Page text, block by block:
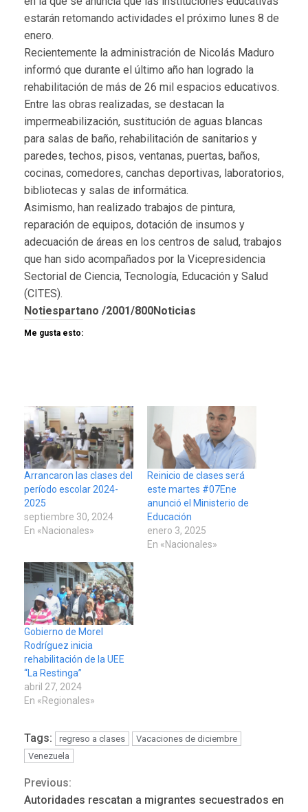
estarán retomando actividades el próximo lunes 8 de
enero.
Recientemente la administración de Nicolás Maduro
informó que durante el último año han logrado la
rehabilitación de más de 26 mil espacios educativos.
Entre las obras realizadas, se destacan la
impermeabilización, sustitución de aguas blancas
para salas de baño, rehabilitación de sanitarios y
paredes, techos, pisos, ventanas, puertas, baños,
cocinas, comedores, canchas deportivas, laboratorios,
bibliotecas y salas de informática.
Asimismo, han realizado trabajos de pintura,
reparación de equipos, dotación de insumos y
adecuación de áreas en los centros de salud, trabajos
que han sido acompañados por la Vicepresidencia
Sectorial de Ciencia, Tecnología, Educación y Salud
(CITES).
Notiespartano /2001/800Noticias
Me gusta esto:
Arrancaron las clases del
período escolar 2024-
2025
septiembre 30, 2024
En «Nacionales»
Reinicio de clases será
este martes #07Ene
anunció el Ministerio de
Educación
enero 3, 2025
En «Nacionales»
Gobierno de Morel
Rodríguez inicia
rehabilitación de la UEE
“La Restinga”
abril 27, 2024
En «Regionales»
Tags: regreso a clases
Vacaciones de diciembre
Venezuela
Continue
Previous:
Autoridades rescatan a migrantes secuestrados en